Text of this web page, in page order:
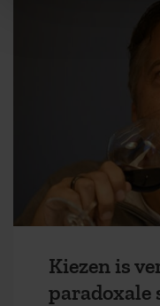
Kiezen is
paradoxale